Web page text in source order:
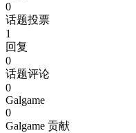
0
话题投票
1
回复
0
话题评论
0
Galgame
0
Galgame 贡献